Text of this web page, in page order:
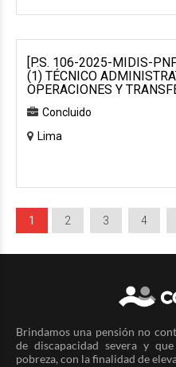
[P.S. 106-2025-MIDIS-
(1) TÉCNICO
OPERACIONES Y
Concluido
Lima
1 2 3 4
Brindamos una pensión no
de discapacidad severa y
pobreza, con la finalidad de